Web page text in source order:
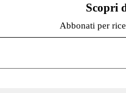
Scopri
Abbonati per